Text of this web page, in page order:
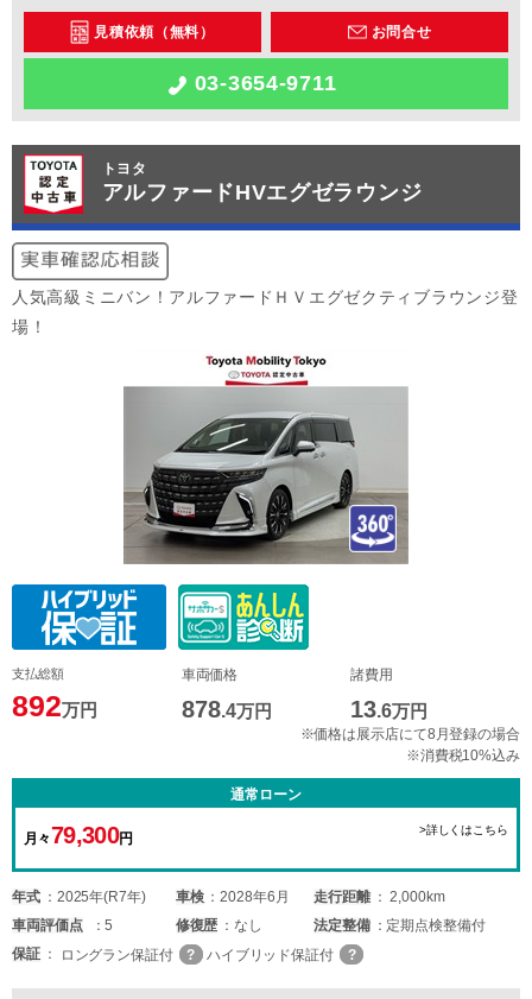
見積依頼（無料） お問合せ
03-3654-9711
トヨタ
アルファードHVエグゼラウンジ
人気高級ミニバン！アルファードＨＶエグゼクティブラウンジ登
場！
支払総額
892万円
車両価格
878.4万円
諸費用
13.6万円
※価格は展示店にて8月登録の場合
※消費税10%込み
通常ローン
月々79,300円
>詳しくはこちら
年式 2025年(R7年) 車検 2028年6月 走行距離
2,000km
車両評価点 5 修復歴 なし 法定整備
定期点検整備付
保証
ロングラン保証付 ハイブリッド保証付